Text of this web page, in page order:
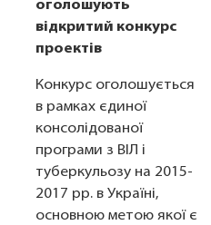
оголошують
відкритий конкурс
проектів
Конкурс оголошується
в рамках єдиної
консолідованої
програми з ВІЛ і
туберкульозу на 2015-
2017 рр. в Україні,
основною метою якої є